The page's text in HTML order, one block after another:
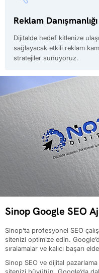
Reklam Danışmanlığı
Dijitalde hedef kitlenize
sağlayacak etkili reklam
stratejiler sunuyoruz.
Sinop Google SEO
Sinop’ta profesyonel SEO
sitenizi optimize edin.
sıralamalar ve kalıcı başarı
Sinop SEO ve dijital